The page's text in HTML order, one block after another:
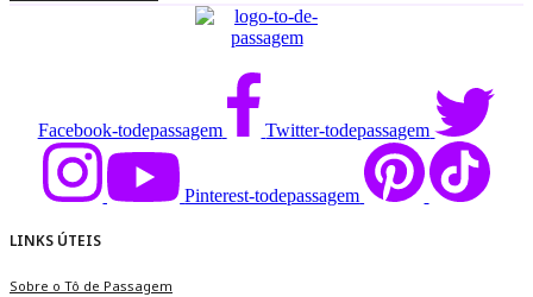
Facebook-todepassagem Twitter-todepassagem
Pinterest-todepassagem
LINKS ÚTEIS
Sobre o Tô de Passagem